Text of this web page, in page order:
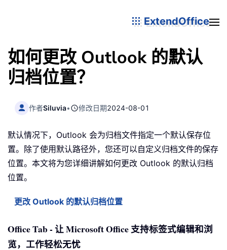
ExtendOffice
如何更改 Outlook 的默认
归档位置？
作者Siluvia• 修改日期2024-08-01
默认情况下，Outlook 会为归档文件指定一个默认保存位
置。除了使用默认路径外，您还可以自定义归档文件的保存
位置。本文将为您详细讲解如何更改 Outlook 的默认归档
位置。
更改 Outlook 的默认归档位置
Office Tab - 让 Microsoft Office 支持标签式编辑和浏
览，工作轻松无忧